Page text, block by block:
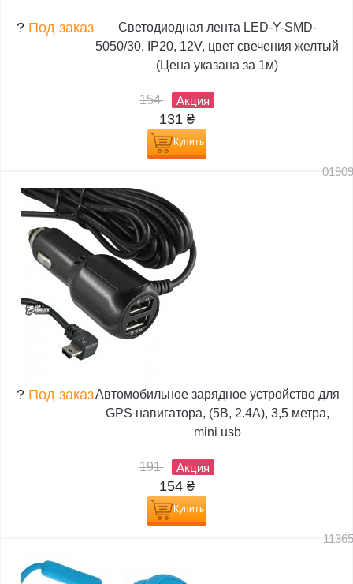
? Под заказ
Светодиодная лента LED-Y-SMD-
5050/30, IP20, 12V, цвет свечения желтый
(Цена указана за 1м)
154 Акция
131 ₴
Купить
? Под заказАвтомобильное зарядное устройство для
GPS навигатора, (5В, 2.4А), 3,5 метра,
mini usb
191 Акция
154 ₴
Купить